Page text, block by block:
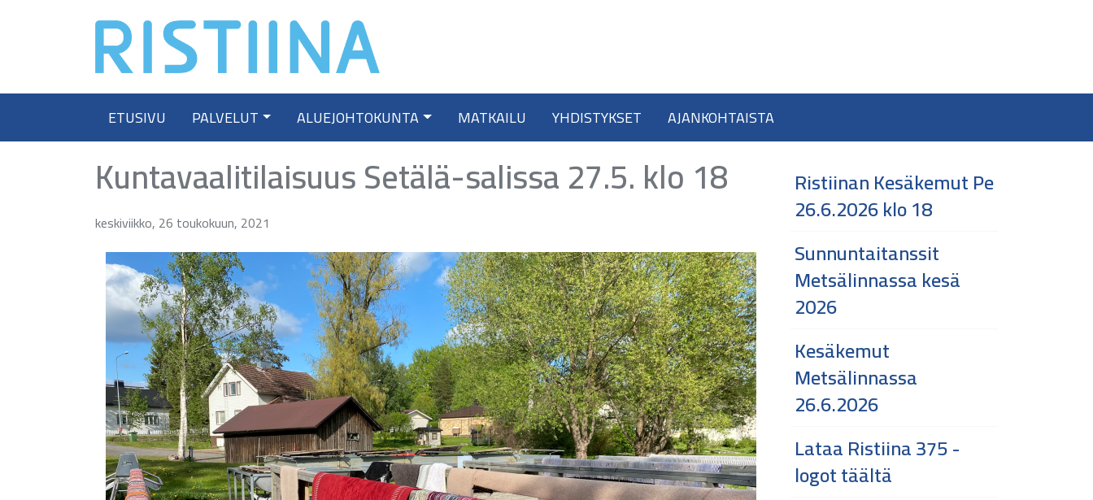
ETUSIVU PALVELUT ALUEJOHTOKUNTA MATKAILU YHDISTYKSET AJANKOHTAISTA
Kuntavaalitilaisuus Setälä-salissa 27.5. klo 18
keskiviikko, 26 toukokuun, 2021
Ristiinan Kesäkemut Pe
26.6.2026 klo 18
Sunnuntaitanssit
Metsälinnassa kesä
2026
Kesäkemut
Metsälinnassa
26.6.2026
Lataa Ristiina 375 -
logot täältä